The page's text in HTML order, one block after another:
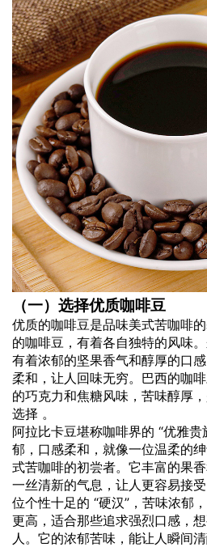
（一）选择优质咖啡豆
优质的咖啡豆是品味美式苦咖啡
的咖啡豆，有着各自独特的风味
有着浓郁的坚果香气和醇厚的口
柔和，让人回味无穷。巴西的咖
的巧克力和焦糖风味，苦味醇厚
选择 。
阿拉比卡豆堪称咖啡界的 “优雅
郁，口感柔和，就像一位温柔的
式苦咖啡的初尝者。它丰富的果
一丝清新的气息，让人更容易接
位个性十足的 “硬汉”，苦味浓郁
更高，适合那些追求强烈口感，
人。它的浓郁苦味，能让人瞬间